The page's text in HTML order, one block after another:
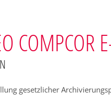
COMPCOR
gesetzlicher